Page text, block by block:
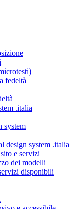
fedeltà
.italia
system
design system .italia
e servizi
dei modelli
disponibili